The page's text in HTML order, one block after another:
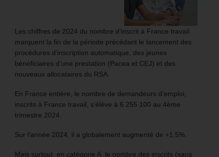
Les chiffres de 2024 du nombre d’inscrit à France travail
marquent la fin de la période précédant le lancement des
procédures d’inscription automatique, des jeunes
bénéficiaires d’une prestation (Pacea et CEJ) et des
nouveaux allocataires du RSA.
En France entière, le nombre de demandeurs d’emploi,
inscrits à France travail, s’élève à 6 255 100 au 4ème
trimestre 2024.
Sur l’année 2024, il a globalement augmenté de +1,5%.
Mais surtout, en catégorie A, le nombre des inscrits (sans